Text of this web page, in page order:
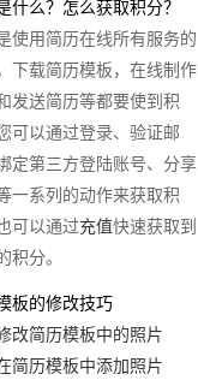
什么？怎么获取积分？
使用简历在线所有服务的
下载简历模板，在线制作
发送简历等都要使到积
可以通过登录、验证邮
定第三方登陆账号、分享
一系列的动作来获取积
可以通过充值快速获取到
积分。
板的修改技巧
改简历模板中的照片
简历模板中添加照片